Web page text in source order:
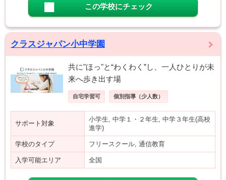
この学校にチェック
クラスジャパン小中学園
共に"ほっ"と“わくわく”し、一人ひとりが未
来へ歩き出す場
自宅学習可 個別指導（少人数）
サポート対象
小学生, 中学１・２年生, 中学３年生(高校
進学)
学校のタイプ フリースクール, 通信教育
入学可能エリア 全国